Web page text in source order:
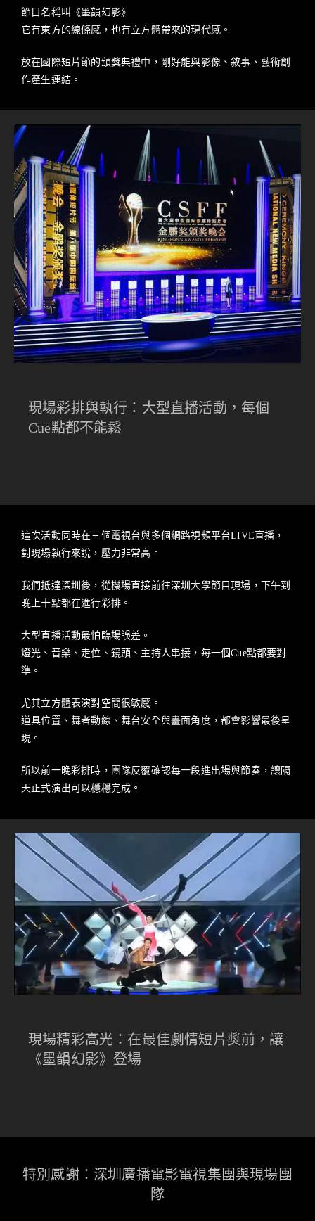
節目名稱叫《墨韻幻影》
它有東方的線條感，也有立方體帶來的現代感。
放在國際短片節的頒獎典禮中，剛好能與影像、敘事、藝術創
作產生連結。
現場彩排與執行：大型直播活動，每個
Cue點都不能鬆
這次活動同時在三個電視台與多個網路視頻平台LIVE直播，
對現場執行來說，壓力非常高。
我們抵達深圳後，從機場直接前往深圳大學節目現場，下午到
晚上十點都在進行彩排。
大型直播活動最怕臨場誤差。
燈光、音樂、走位、鏡頭、主持人串接，每一個Cue點都要對
準。
尤其立方體表演對空間很敏感。
道具位置、舞者動線、舞台安全與畫面角度，都會影響最後呈
現。
所以前一晚彩排時，團隊反覆確認每一段進出場與節奏，讓隔
天正式演出可以穩穩完成。
現場精彩高光：在最佳劇情短片獎前，讓
《墨韻幻影》登場
特別感謝：深圳廣播電影電視集團與現場團
隊